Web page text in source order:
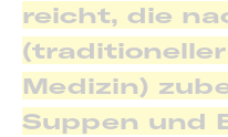
reicht, die
Medizin)
Suppen und